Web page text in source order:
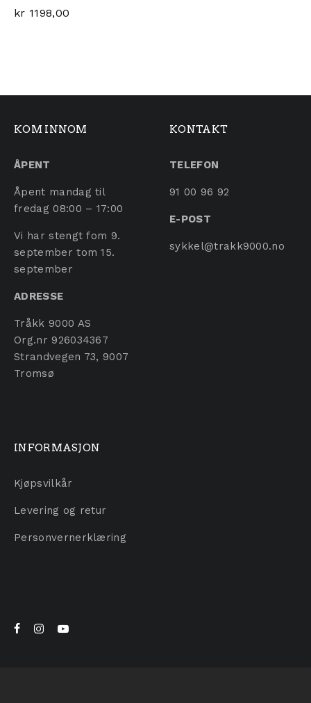
kr 1198,00
KOM INNOM
ÅPENT
Åpent mandag til
fredag 08:00 – 17:00
Vi har stengt fom 9.
september tom 15.
september
ADRESSE
Tråkk 9000 AS
Org.nr 926034367
Strandvegen 73, 9007
Tromsø
KONTAKT
TELEFON
91 00 96 92
E-POST
sykkel@trakk9000.no
INFORMASJON
Kjøpsvilkår
Levering og retur
Personvernerklæring